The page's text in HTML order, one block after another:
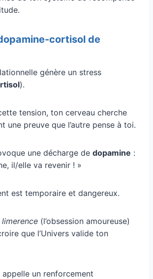
cortisol de
génère un stress
).
tension, ton cerveau cherche
une preuve que l’autre pense à toi.
une décharge de dopamine :
il/elle va revenir ! »
est temporaire et dangereux.
limerence (l’obsession amoureuse)
que l’Univers valide ton
appelle un renforcement